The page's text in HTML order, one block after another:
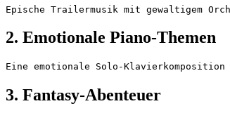
Epische Trailermusik mit gewaltigem
2. Emotionale Piano-Themen
Eine emotionale Solo-
3. Fantasy-Abenteuer